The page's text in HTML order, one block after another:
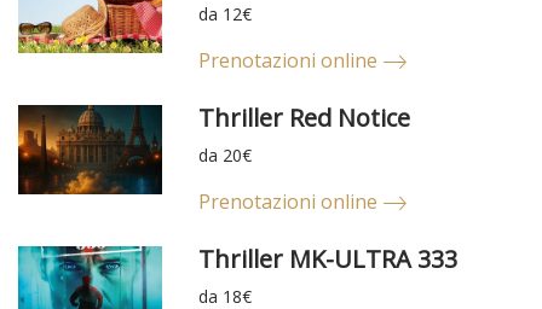
da 12€
Prenotazioni online
Thriller Red Notice
da 20€
Prenotazioni online
Thriller MK-ULTRA 333
da 18€